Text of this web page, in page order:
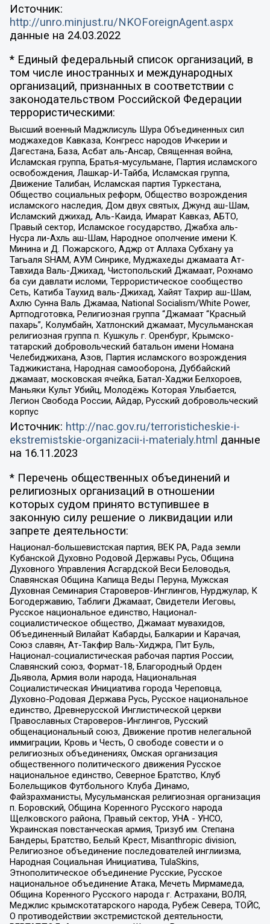
Источник:
http://unro.minjust.ru/NKOForeignAgent.aspx
данные на 24.03.2022
* Единый федеральный список организаций, в
том числе иностранных и международных
организаций, признанных в соответствии с
законодательством Российской Федерации
террористическими:
Высший военный Маджлисуль Шура Объединенных сил
моджахедов Кавказа, Конгресс народов Ичкерии и
Дагестана, База, Асбат аль-Ансар, Священная война,
Исламская группа, Братья-мусульмане, Партия исламского
освобождения, Лашкар-И-Тайба, Исламская группа,
Движение Талибан, Исламская партия Туркестана,
Общество социальных реформ, Общество возрождения
исламского наследия, Дом двух святых, Джунд аш-Шам,
Исламский джихад, Аль-Каида, Имарат Кавказ, АБТО,
Правый сектор, Исламское государство, Джабха аль-
Нусра ли-Ахль аш-Шам, Народное ополчение имени К.
Минина и Д. Пожарского, Аджр от Аллаха Субхану уа
Тагьаля SHAM, АУМ Синрике, Муджахеды джамаата Ат-
Тавхида Валь-Джихад, Чистопольский Джамаат, Рохнамо
ба суи давлати исломи, Террористическое сообщество
Сеть, Катиба Таухид валь-Джихад, Хайят Тахрир аш-Шам,
Ахлю Сунна Валь Джамаа, National Socialism/White Power,
Артподготовка, Религиозная группа “Джамаат “Красный
пахарь”, Колумбайн, Хатлонский джамаат, Мусульманская
религиозная группа п. Кушкуль г. Оренбург, Крымско-
татарский добровольческий батальон имени Номана
Челебиджихана, Азов, Партия исламского возрождения
Таджикистана, Народная самооборона, Дуббайский
джамаат, московская ячейка, Батал-Хаджи Белхороев,
Маньяки Культ Убийц, Молодёжь Которая Улыбается,
Легион Свобода России, Айдар, Русский добровольческий
корпус
Источник: http://nac.gov.ru/terroristicheskie-i-
ekstremistskie-organizacii-i-materialy.html данные
на 16.11.2023
* Перечень общественных объединений и
религиозных организаций в отношении
которых судом принято вступившее в
законную силу решение о ликвидации или
запрете деятельности:
Национал-большевистская партия, ВЕК РА, Рада земли
Кубанской Духовно Родовой Державы Русь, Община
Духовного Управления Асгардской Веси Беловодья,
Славянская Община Капища Веды Перуна, Мужская
Духовная Семинария Староверов-Инглингов, Нурджулар, К
Богодержавию, Таблиги Джамаат, Свидетели Иеговы,
Русское национальное единство, Национал-
социалистическое общество, Джамаат мувахидов,
Объединенный Вилайат Кабарды, Балкарии и Карачая,
Союз славян, Ат-Такфир Валь-Хиджра, Пит Буль,
Национал-социалистическая рабочая партия России,
Славянский союз, Формат-18, Благородный Орден
Дьявола, Армия воли народа, Национальная
Социалистическая Инициатива города Череповца,
Духовно-Родовая Держава Русь, Русское национальное
единство, Древнерусской Инглистической церкви
Православных Староверов-Инглингов, Русский
общенациональный союз, Движение против нелегальной
иммиграции, Кровь и Честь, О свободе совести и о
религиозных объединениях, Омская организация
общественного политического движения Русское
национальное единство, Северное Братство, Клуб
Болельщиков Футбольного Клуба Динамо,
Файзрахманисты, Мусульманская религиозная организация
п. Боровский, Община Коренного Русского народа
Щелковского района, Правый сектор, УНА - УНСО,
Украинская повстанческая армия, Тризуб им. Степана
Бандеры, Братство, Белый Крест, Misanthropic division,
Религиозное объединение последователей инглиизма,
Народная Социальная Инициатива, TulaSkins,
Этнополитическое объединение Русские, Русское
национальное объединение Атака, Мечеть Мирмамеда,
Община Коренного Русского народа г. Астрахани, ВОЛЯ,
Меджлис крымскотатарского народа, Рубеж Севера, ТОЙС,
О противодействии экстремистской деятельности,